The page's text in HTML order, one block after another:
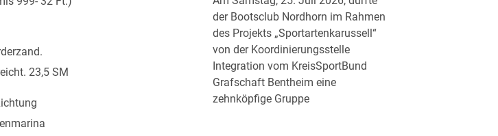
23,5 SM
der Bootsclub Nordhorn im Rahmen
des Projekts „Sportartenkarussell“
von der Koordinierungsstelle
Integration vom KreisSportBund
Grafschaft Bentheim eine
zehnköpfige Gruppe